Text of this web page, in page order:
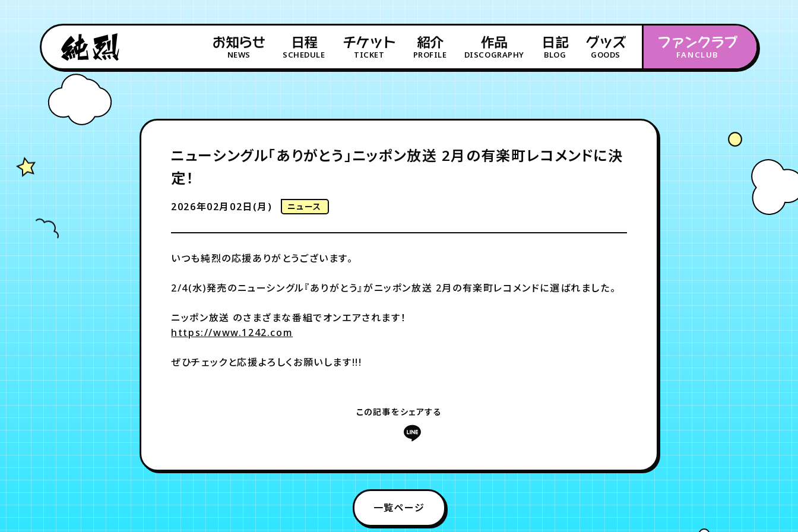
お知らせ
NEWS
日程
SCHEDULE
チケット
TICKET
紹介
PROFILE
作品
DISCOGRAPHY
日記
BLOG
グッズ
GOODS
ファンクラブ
FANCLUB
FC NEWS MOVIE
ニューシングル「ありがとう」ニッポン放送 2月の有楽町レコメンドに決
定！
2026年02月02日(月) ニュース
いつも純烈の応援ありがとうございます。
2/4(水)発売のニューシングル『ありがとう』がニッポン放送 2月の有楽町レコメンドに選ばれました。
ニッポン放送 のさまざまな番組でオンエアされます！
https://www.1242.com
ぜひチェックと応援よろしくお願いします!!!
この記事をシェアする
一覧ページ